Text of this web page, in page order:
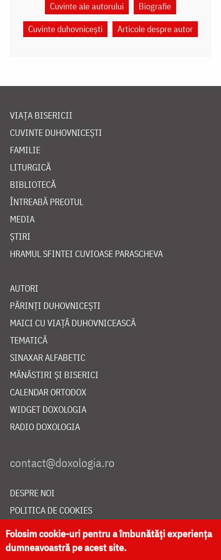
Cuvinte ale autorului
Biografie
Cuvinte duhovnicești
Articole despre autor
VIAȚA BISERICII
CUVINTE DUHOVNICEȘTI
FAMILIE
LITURGICĂ
BIBLIOTECĂ
ÎNTREABĂ PREOTUL
MEDIA
ȘTIRI
HRAMUL SFINTEI CUVIOASE PARASCHEVA
AUTORI
PĂRINȚI DUHOVNICEȘTI
MAICI CU VIAȚĂ DUHOVNICEASCĂ
TEMATICĂ
SINAXAR ALFABETIC
MĂNĂSTIRI ȘI BISERICI
CALENDAR ORTODOX
WIDGET DOXOLOGIA
RADIO DOXOLOGIA
DESPRE NOI
POLITICA DE COOKIES
DONEAZĂ ONLINE PENTRU CATEDRALA NAȚIONALĂ
Folosim cookie-uri pentru a îmbunătăți experiența
dumneavoastră pe acest site.